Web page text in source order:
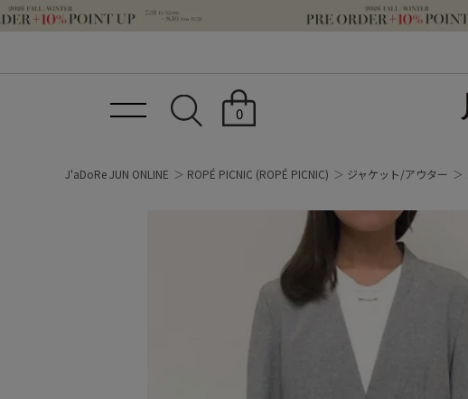
0
J'aDoRe JUN ONLINE ROPÉ PICNIC (ROPÉ PICNIC) ジャケット/アウター